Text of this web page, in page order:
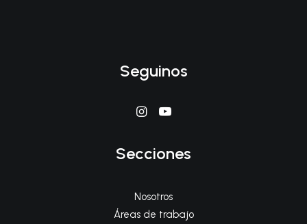
Seguinos
Secciones
Nosotros
Áreas de trabajo